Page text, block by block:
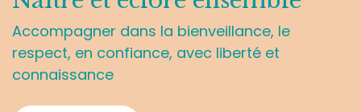
Accompagner dans la bienveillance, le
respect, en confiance, avec liberté et
connaissance